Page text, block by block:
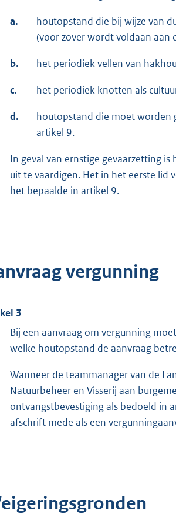
a.
houtopstand die bij wijze van
(voor zover wordt voldaan aan
b. het periodiek vellen van
c. het periodiek knotten als
d.
houtopstand die moet worden
artikel 9.
In geval van ernstige gevaarzetting
uit te vaardigen. Het in het eerste lid
het bepaalde in artikel 9.
vergunning
3
Bij een aanvraag om vergunning
welke houtopstand de aanvraag
Wanneer de teammanager van de
Natuurbeheer en Visserij aan
ontvangstbevestiging als bedoeld in
afschrift mede als een